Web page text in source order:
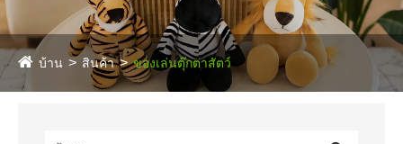
บ้าน สินค้า ของเล่นตุ๊กตาสัตว์